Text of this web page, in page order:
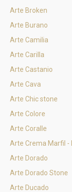
Arte Broken
Arte Burano
Arte Camilia
Arte Carilla
Arte Castanio
Arte Cava
Arte Chic stone
Arte Colore
Arte Coralle
Arte Crema Marfil -
Arte Dorado
Arte Dorado Stone
Arte Ducado